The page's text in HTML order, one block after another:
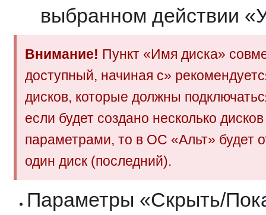
выбранном действии
Внимание! Пункт «Имя диска»
доступный, начиная с»
дисков, которые должны
если будет создано несколько
параметрами, то в ОС «Альт» будет
один диск (последний).
Параметры «Скрыть/